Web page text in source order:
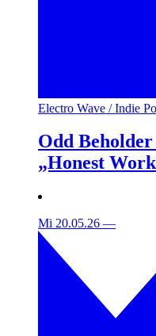
Electro Wave / Indie
Odd
„Honest
Mi 20.05.26 —